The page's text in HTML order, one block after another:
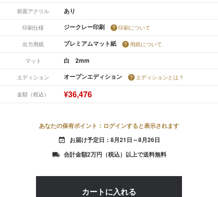
前面アクリル あり
印刷仕様 ジークレー印刷 印刷について
出力用紙 プレミアムマット紙 用紙について
マット 白 2mm
エディション オープンエディション エディションとは？
金額（税込） ¥36,476
あなたの保有ポイント：ログインすると表示されます
event_available お届け予定日：8月21日～8月26日
local_shipping 合計金額2万円（税込）以上で送料無料